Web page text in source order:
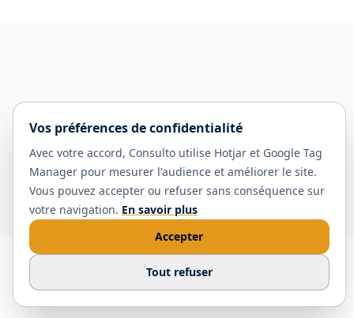
Vos préférences de confidentialité
Avec votre accord, Consulto utilise Hotjar et Google Tag
Manager pour mesurer l'audience et améliorer le site.
Vous pouvez accepter ou refuser sans conséquence sur
votre navigation. En savoir plus
Tout refuser
Accepter